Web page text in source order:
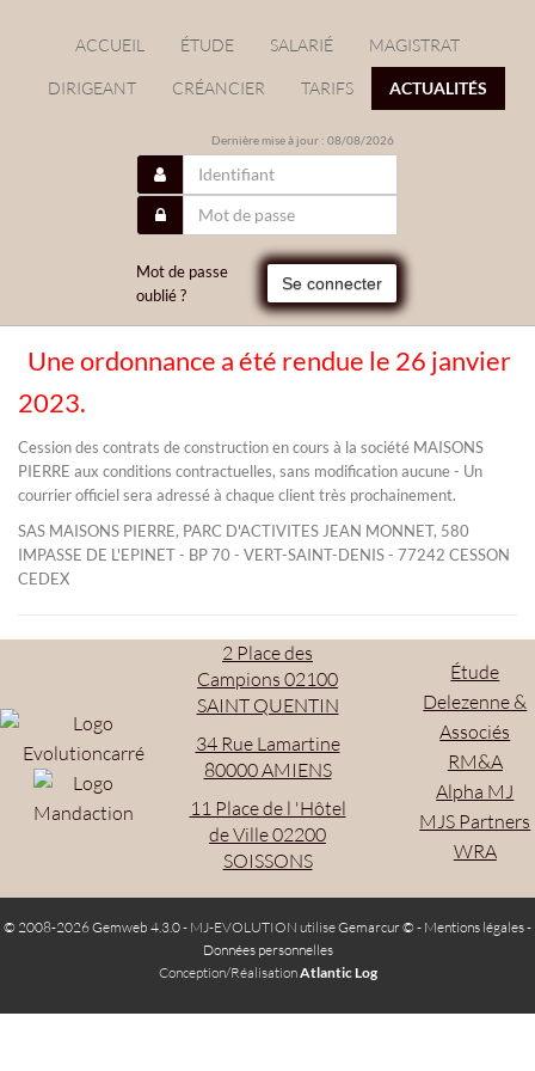
ACCUEIL ÉTUDE SALARIÉ MAGISTRAT
DIRIGEANT CRÉANCIER TARIFS ACTUALITÉS
Dernière mise à jour : 08/08/2026
Mot de passe
oublié ?
Se connecter
Une ordonnance a été rendue le 26 janvier
2023.
Cession des contrats de construction en cours à la société MAISONS
PIERRE aux conditions contractuelles, sans modification aucune - Un
courrier officiel sera adressé à chaque client très prochainement.
SAS MAISONS PIERRE, PARC D'ACTIVITES JEAN MONNET, 580
IMPASSE DE L'EPINET - BP 70 - VERT-SAINT-DENIS - 77242 CESSON
CEDEX
2 Place des
Campions 02100
SAINT QUENTIN
34 Rue Lamartine
80000 AMIENS
11 Place de l 'Hôtel
de Ville 02200
SOISSONS
Étude
Delezenne &
Associés
RM&A
Alpha MJ
MJS Partners
WRA
© 2008-2026 Gemweb 4.3.0- MJ-EVOLUTION utiliseGemarcur © - Mentions légales-
Données personnelles
Conception/RéalisationAtlantic Log